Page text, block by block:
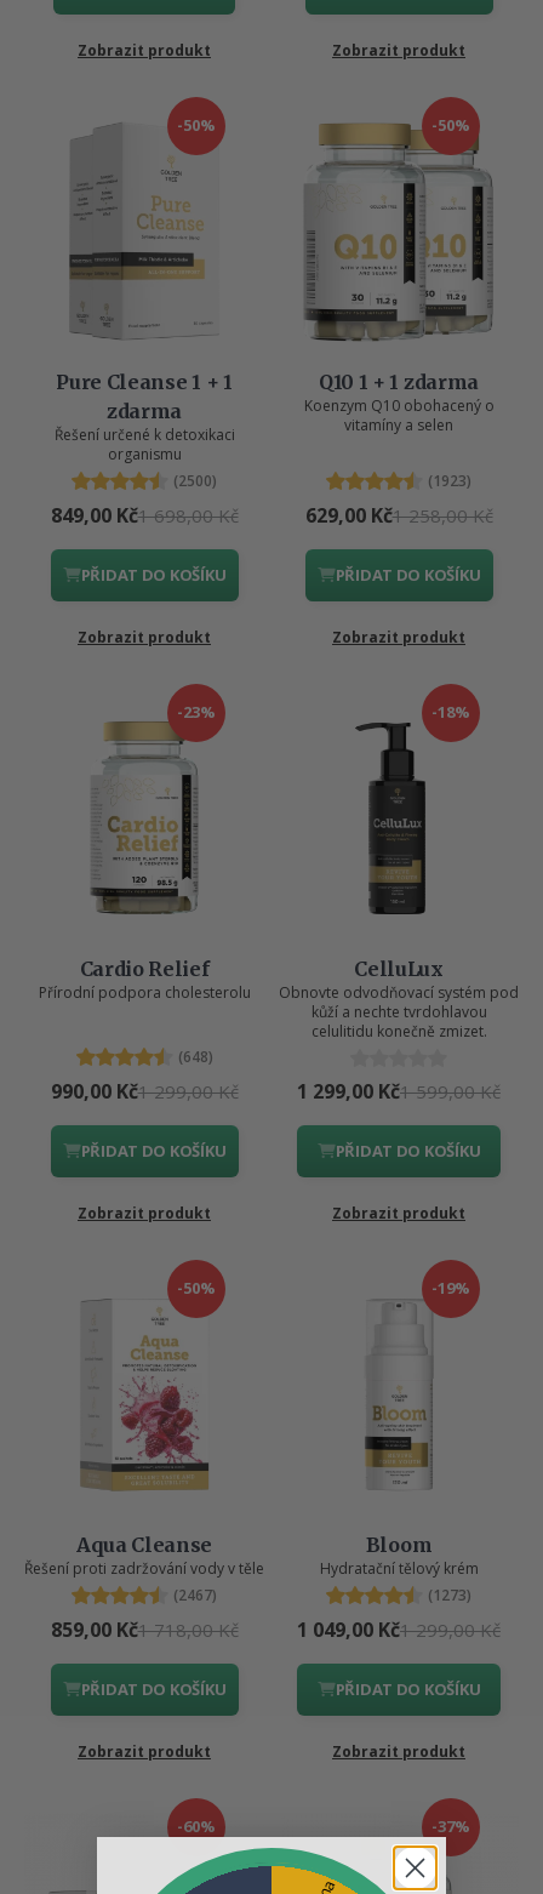
Zobrazit produkt Zobrazit produkt
-50%
Pure Cleanse 1 + 1
zdarma
Řešení určené k detoxikaci
organismu
(2500)
849,00 Kč1 698,00 Kč
PŘIDAT DO KOŠÍKU
Zobrazit produkt
-50%
Q10 1 + 1 zdarma
Koenzym Q10 obohacený o
vitamíny a selen
(1923)
629,00 Kč1 258,00 Kč
PŘIDAT DO KOŠÍKU
Zobrazit produkt
-23%
Cardio Relief
Přírodní podpora cholesterolu
(648)
990,00 Kč1 299,00 Kč
PŘIDAT DO KOŠÍKU
Zobrazit produkt
-18%
CelluLux
Obnovte odvodňovací systém pod
kůží a nechte tvrdohlavou
celulitidu konečně zmizet.
1 299,00 Kč1 599,00 Kč
PŘIDAT DO KOŠÍKU
Zobrazit produkt
-50%
Aqua Cleanse
Řešení proti zadržování vody v těle
(2467)
859,00 Kč1 718,00 Kč
PŘIDAT DO KOŠÍKU
Zobrazit produkt
-19%
Bloom
Hydratační tělový krém
(1273)
1 049,00 Kč1 299,00 Kč
PŘIDAT DO KOŠÍKU
Zobrazit produkt
-60% -37%